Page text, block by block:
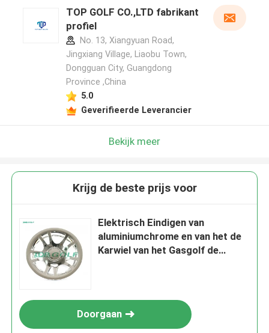
TOP GOLF CO.,LTD fabrikant
profiel
No. 13, Xiangyuan Road,
Jingxiang Village, Liaobu Town,
Dongguan City, Guangdong
Province ,China
5.0
Geverifieerde Leverancier
Bekijk meer
Krijg de beste prijs voor
Elektrisch Eindigen van
aluminiumchrome en van het de
Karwiel van het Gasgolf de
Doorgaan